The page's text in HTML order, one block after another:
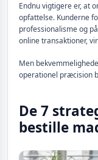
Endnu vigtigere er, at
opfattelse. Kunderne
professionalisme og
online transaktioner,
Men
operationel præcision
De 7
bestille